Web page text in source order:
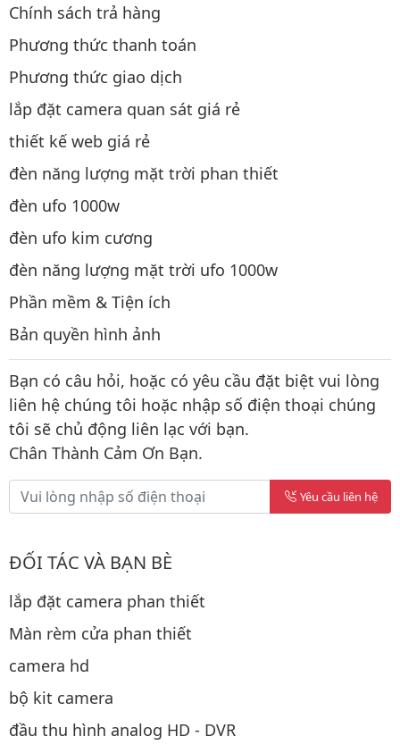
Chính sách trả hàng
Phương thức thanh toán
Phương thức giao dịch
lắp đặt camera quan sát giá rẻ
thiết kế web giá rẻ
đèn năng lượng mặt trời phan thiết
đèn ufo 1000w
đèn ufo kim cương
đèn năng lượng mặt trời ufo 1000w
Phần mềm & Tiện ích
Bản quyền hình ảnh
Bạn có câu hỏi, hoặc có yêu cầu đặt biệt vui lòng
liên hệ chúng tôi hoặc nhập số điện thoại chúng
tôi sẽ chủ động liên lạc với bạn.
Chân Thành Cảm Ơn Bạn.
Yêu cầu liên hệ
ĐỐI TÁC VÀ BẠN BÈ
lắp đặt camera phan thiết
Màn rèm cửa phan thiết
camera hd
bộ kit camera
đầu thu hình analog HD - DVR